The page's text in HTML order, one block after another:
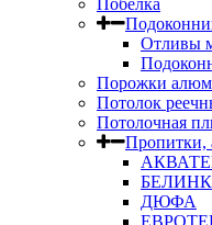
Побелка
Отливы
Порожки
Потолок
Потолочная
Пропитки,
ДЮФА